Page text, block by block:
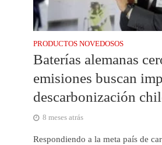
PRODUCTOS NOVEDOSOS
Baterías alemanas
emisiones buscan
descarbonización
8 meses atrás
Respondiendo a la meta país de